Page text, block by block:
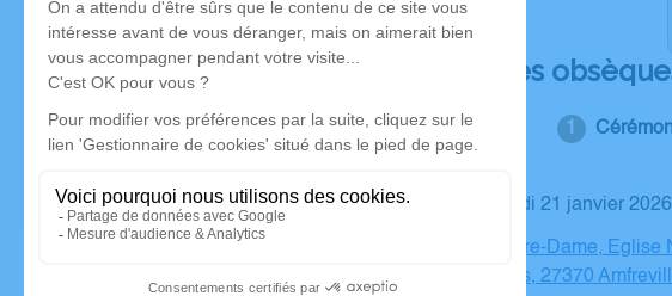
Déroulé des
Le mercredi 21 janvier
Eglise Notre-Dame,
Américains, 27370